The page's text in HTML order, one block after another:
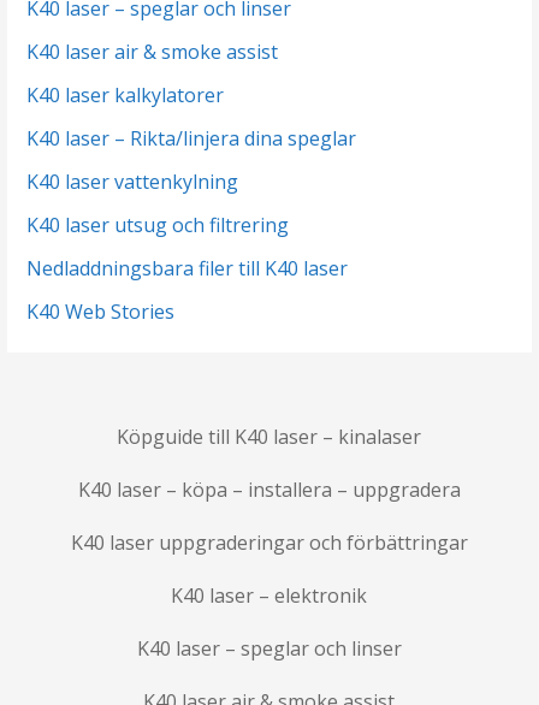
K40 laser – speglar och linser
K40 laser air & smoke assist
K40 laser kalkylatorer
K40 laser – Rikta/linjera dina speglar
K40 laser vattenkylning
K40 laser utsug och filtrering
Nedladdningsbara filer till K40 laser
K40 Web Stories
Köpguide till K40 laser – kinalaser
K40 laser – köpa – installera – uppgradera
K40 laser uppgraderingar och förbättringar
K40 laser – elektronik
K40 laser – speglar och linser